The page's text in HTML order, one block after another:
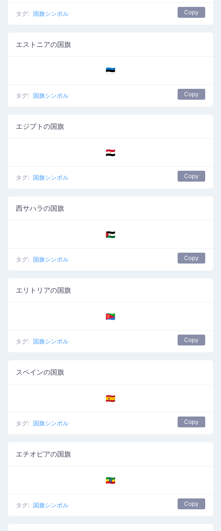
タグ: 国旗シンボル Copy
エストニアの国旗
🇪🇪
タグ: 国旗シンボル Copy
エジプトの国旗
🇪🇬
タグ: 国旗シンボル Copy
西サハラの国旗
🇪🇭
タグ: 国旗シンボル Copy
エリトリアの国旗
🇪🇷
タグ: 国旗シンボル Copy
スペインの国旗
🇪🇸
タグ: 国旗シンボル Copy
エチオピアの国旗
🇪🇹
タグ: 国旗シンボル Copy